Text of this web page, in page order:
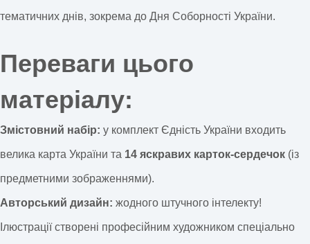
тематичних днів, зокрема до Дня Соборності України.
Переваги цього
матеріалу:
Змістовний набір: у комплект Єдність України входить
велика карта України та 14 яскравих карток-сердечок (із
предметними зображеннями).
Авторський дизайн: жодного штучного інтелекту!
Ілюстрації створені професійним художником спеціально